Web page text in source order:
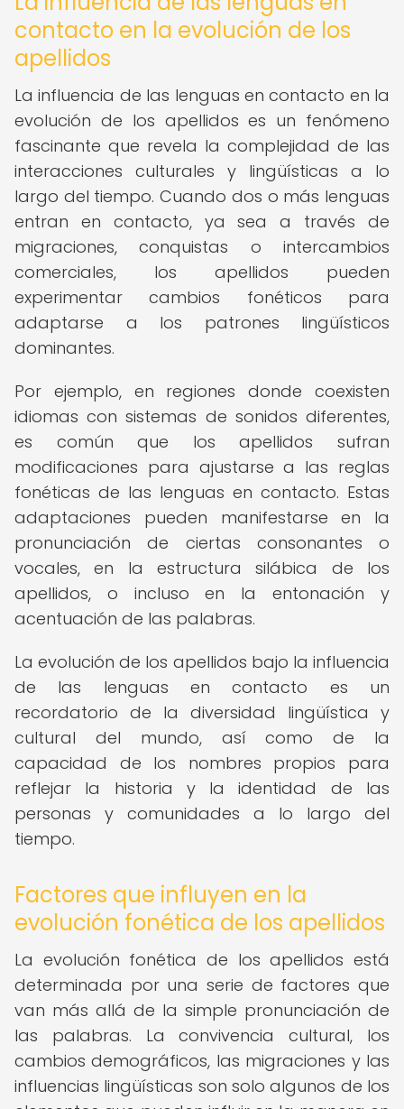
contacto en la evolución de los
apellidos
La influencia de las lenguas en contacto en la
evolución de los apellidos es un fenómeno
fascinante que revela la complejidad de las
interacciones culturales y lingüísticas a lo
largo del tiempo. Cuando dos o más lenguas
entran en contacto, ya sea a través de
migraciones, conquistas o intercambios
comerciales, los apellidos pueden
experimentar cambios fonéticos para
adaptarse a los patrones lingüísticos
dominantes.
Por ejemplo, en regiones donde coexisten
idiomas con sistemas de sonidos diferentes,
es común que los apellidos sufran
modificaciones para ajustarse a las reglas
fonéticas de las lenguas en contacto. Estas
adaptaciones pueden manifestarse en la
pronunciación de ciertas consonantes o
vocales, en la estructura silábica de los
apellidos, o incluso en la entonación y
acentuación de las palabras.
La evolución de los apellidos bajo la influencia
de las lenguas en contacto es un
recordatorio de la diversidad lingüística y
cultural del mundo, así como de la
capacidad de los nombres propios para
reflejar la historia y la identidad de las
personas y comunidades a lo largo del
tiempo.
Factores que influyen en la
evolución fonética de los apellidos
La evolución fonética de los apellidos está
determinada por una serie de factores que
van más allá de la simple pronunciación de
las palabras. La convivencia cultural, los
cambios demográficos, las migraciones y las
influencias lingüísticas son solo algunos de los